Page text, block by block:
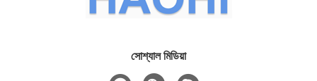
সোশ্যাল মিডিয়া